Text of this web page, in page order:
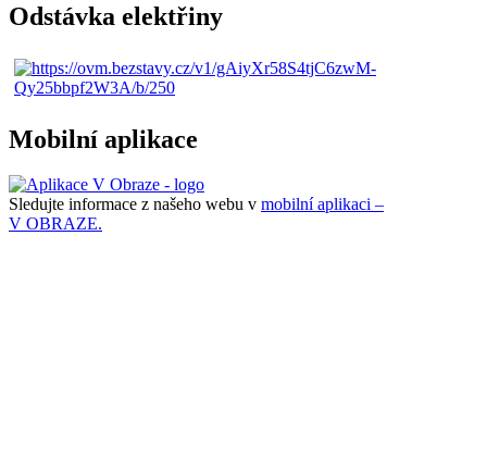
Odstávka elektřiny
Mobilní aplikace
Sledujte informace z našeho webu v mobilní aplikaci –
V OBRAZE.